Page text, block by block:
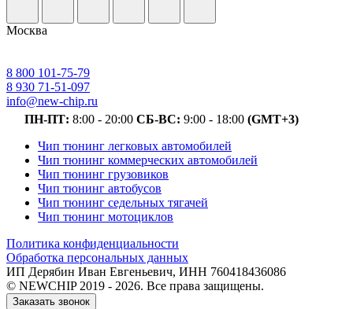
Москва
8 800 101-75-79
8 930 71-51-097
info@new-chip.ru
ПН-ПТ: 8:00 - 20:00 СБ-ВС: 9:00 - 18:00 (GMT+3)
Чип тюнинг легковых автомобилей
Чип тюнинг коммерческих автомобилей
Чип тюнинг грузовиков
Чип тюнинг автобусов
Чип тюнинг седельных тягачей
Чип тюнинг мотоциклов
Политика конфиденциальности
Обработка персональных данных
ИП Дерябин Иван Евгеньевич, ИНН 760418436086
© NEWCHIP 2019 - 2026. Все права защищены.
Заказать звонок